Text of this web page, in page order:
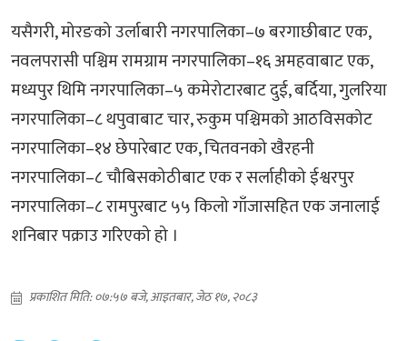
यसैगरी, मोरङको उर्लाबारी नगरपालिका–७ बरगाछीबाट एक,
नवलपरासी पश्चिम रामग्राम नगरपालिका–१६ अमहवाबाट एक,
मध्यपुर थिमि नगरपालिका–५ कमेरोटारबाट दुई, बर्दिया, गुलरिया
नगरपालिका–८ थपुवाबाट चार, रुकुम पश्चिमको आठविसकोट
नगरपालिका–१४ छेपारेबाट एक, चितवनको खैरहनी
नगरपालिका–८ चौबिसकोठीबाट एक र सर्लाहीको ईश्वरपुर
नगरपालिका–८ रामपुरबाट ५५ किलो गाँजासहित एक जनालाई
शनिबार पक्राउ गरिएको हो ।
प्रकाशित मिति: ०७:५७ बजे, आइतबार, जेठ १७, २०८३